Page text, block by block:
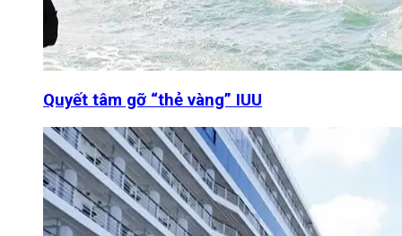
Quyết tâm gỡ “thẻ vàng” IUU